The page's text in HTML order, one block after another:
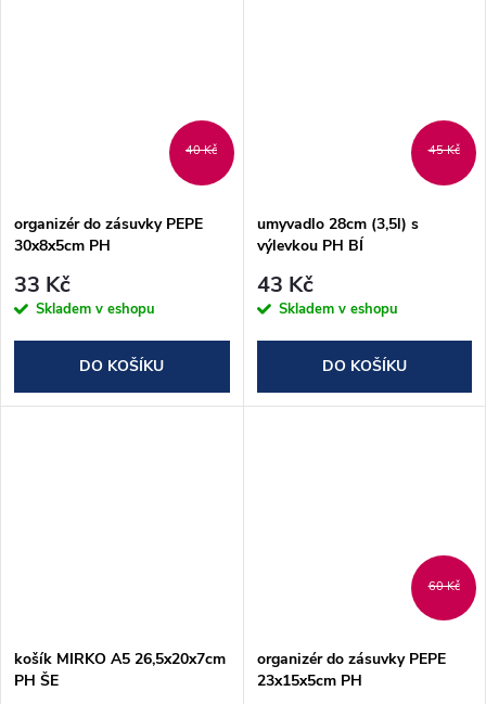
40 Kč
organizér do zásuvky PEPE
30x8x5cm PH
33 Kč
Skladem v eshopu
DO KOŠÍKU
45 Kč
umyvadlo 28cm (3,5l) s
výlevkou PH BÍ
43 Kč
Skladem v eshopu
DO KOŠÍKU
košík MIRKO A5 26,5x20x7cm
PH ŠE
60 Kč
organizér do zásuvky PEPE
23x15x5cm PH